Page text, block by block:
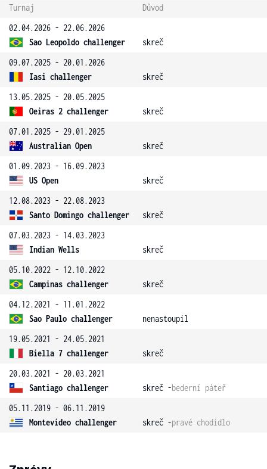
Turnaj
Důvod
02.04.2026 - 22.06.2026
Sao Leopoldo challenger
skreč
09.07.2025 - 20.01.2026
Iasi challenger
skreč
13.05.2025 - 20.05.2025
Oeiras 2 challenger
skreč
07.01.2025 - 29.01.2025
Australian Open
skreč
01.09.2023 - 16.09.2023
US Open
skreč
12.08.2023 - 22.08.2023
Santo Domingo challenger
skreč
07.03.2023 - 14.03.2023
Indian Wells
skreč
05.10.2022 - 12.10.2022
Campinas challenger
skreč
04.12.2021 - 11.01.2022
Sao Paulo challenger
nenastoupil
19.05.2021 - 24.05.2021
Biella 7 challenger
skreč
20.03.2021 - 20.03.2021
Santiago challenger
skreč -bederní páteř
05.11.2019 - 06.11.2019
Montevideo challenger
skreč -pravé chodidlo